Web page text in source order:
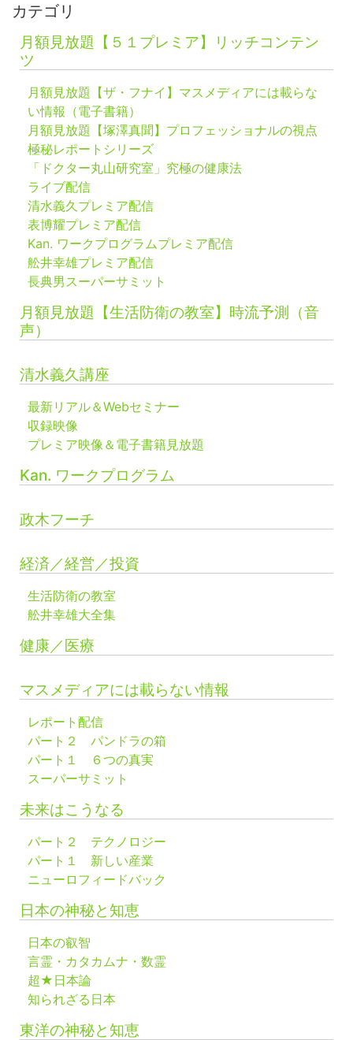
カテゴリ
月額見放題【５１プレミア】リッチコンテン
ツ
月額見放題【ザ・フナイ】マスメディアには載らな
い情報（電子書籍）
月額見放題【塚澤真聞】プロフェッショナルの視点
極秘レポートシリーズ
「ドクター丸山研究室」究極の健康法
ライブ配信
清水義久プレミア配信
表博耀プレミア配信
Kan. ワークプログラムプレミア配信
舩井幸雄プレミア配信
長典男スーパーサミット
月額見放題【生活防衛の教室】時流予測（音
声）
清水義久講座
最新リアル＆Webセミナー
収録映像
プレミア映像＆電子書籍見放題
Kan. ワークプログラム
政木フーチ
経済／経営／投資
生活防衛の教室
舩井幸雄大全集
健康／医療
マスメディアには載らない情報
レポート配信
パート２ パンドラの箱
パート１ ６つの真実
スーパーサミット
未来はこうなる
パート２ テクノロジー
パート１ 新しい産業
ニューロフィードバック
日本の神秘と知恵
日本の叡智
言霊・カタカムナ・数霊
超★日本論
知られざる日本
東洋の神秘と知恵